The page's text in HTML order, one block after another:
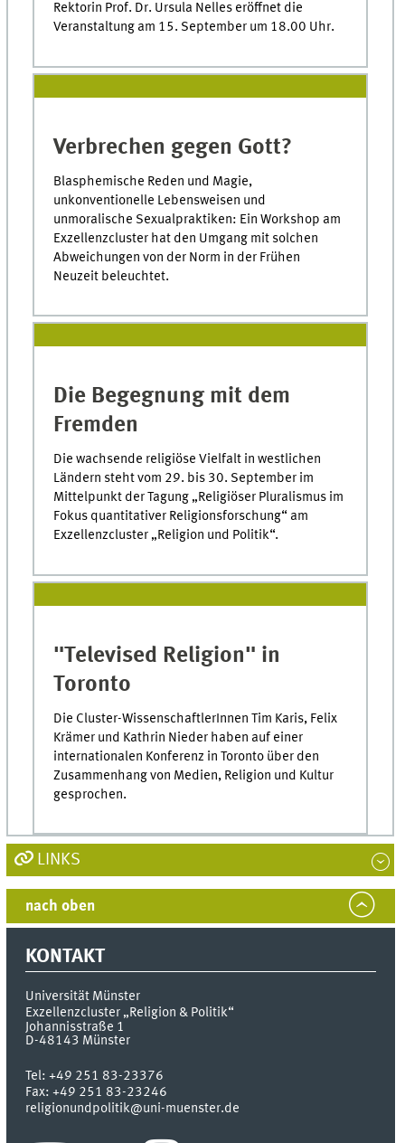
Rektorin Prof. Dr. Ursula Nelles eröffnet die
Veranstaltung am 15. September um 18.00 Uhr.
Verbrechen gegen Gott?
Blasphemische Reden und Magie,
unkonventionelle Lebensweisen und
unmoralische Sexualpraktiken: Ein Workshop am
Exzellenzcluster hat den Umgang mit solchen
Abweichungen von der Norm in der Frühen
Neuzeit beleuchtet.
Die Begegnung mit dem
Fremden
Die wachsende religiöse Vielfalt in westlichen
Ländern steht vom 29. bis 30. September im
Mittelpunkt der Tagung „Religiöser Pluralismus im
Fokus quantitativer Religionsforschung“ am
Exzellenzcluster „Religion und Politik“.
"Televised Religion" in
Toronto
Die Cluster-WissenschaftlerInnen Tim Karis, Felix
Krämer und Kathrin Nieder haben auf einer
internationalen Konferenz in Toronto über den
Zusammenhang von Medien, Religion und Kultur
gesprochen.
LINKS
nach oben
KONTAKT
Universität Münster
Exzellenzcluster „Religion & Politik“
Johannisstraße 1
D-48143 Münster
Tel:+49 251 83-23376
Fax:+49 251 83-23246
religionundpolitik@uni-muenster.de